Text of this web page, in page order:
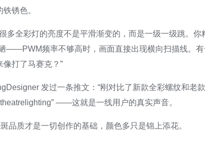
锈色。
多全彩灯的亮度不是平滑渐变的，而是一级一级跳。你
——PWM频率不够高时，画面直接出现横向扫描线。
打了马赛克？”
发过一条推文：“刚对比了新款全彩螺纹和老
——这就是一线用户的真实声音。
品质才是一切创作的基础，颜色多只是锦上添花。